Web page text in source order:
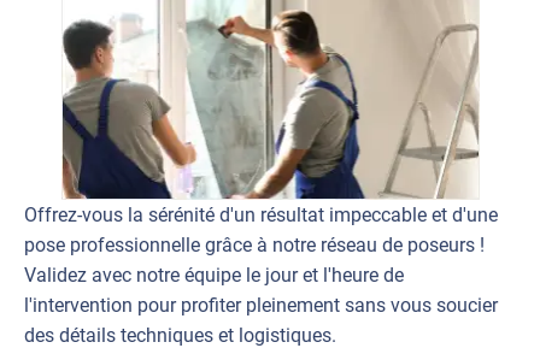
Offrez-vous la sérénité d'un résultat impeccable et d'une
pose professionnelle grâce à notre réseau de poseurs !
Validez avec notre équipe le jour et l'heure de
l'intervention pour profiter pleinement sans vous soucier
des détails techniques et logistiques.